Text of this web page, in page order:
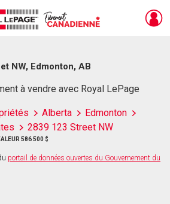
NW, Edmonton, AB
à vendre avec Royal LePage
Alberta
Edmonton
2839 123 Street NW
586 500 $
portail de données ouvertes du Gouvernement du